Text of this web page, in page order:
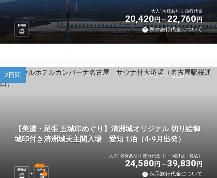
新幹線
大人1名様あたり 旅行代金
20,420円 22,760円
表示旅行代金について
ツアーコード Q02B1J
2日間
【美濃・尾張 五城印めぐり】清洲城オリジナル 切り絵御
城印付き清洲城天主閣入場 愛知 1泊（4-9月出発）
新幹線 ホテル
選べる
1 泊
大人1名様あたり 旅行代金（1～5名1室・税込）
24,580 円 39,830 円
表示旅行代金について